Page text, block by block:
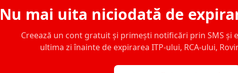
Nu mai uita niciodată de
Creează un cont gratuit și primești notificări prin SMS și
ultima zi înainte de expirarea ITP-ului, RCA-ului,